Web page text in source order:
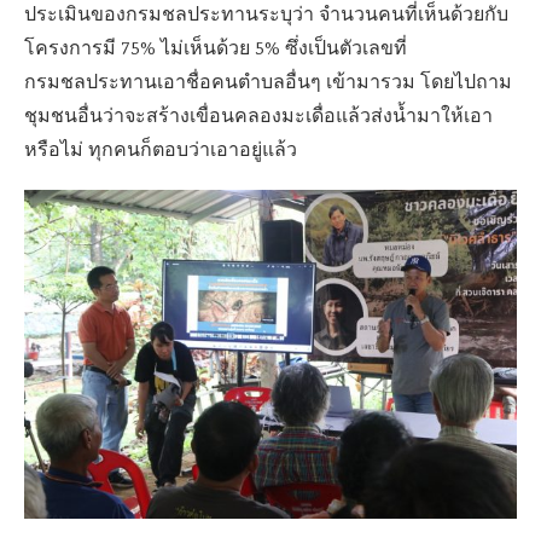
ประเมินของกรมชลประทานระบุว่า จำนวนคนที่เห็นด้วยกับ
โครงการมี 75% ไม่เห็นด้วย 5% ซึ่งเป็นตัวเลขที่
กรมชลประทานเอาชื่อคนตำบลอื่นๆ เข้ามารวม โดยไปถาม
ชุมชนอื่นว่าจะสร้างเขื่อนคลองมะเดื่อแล้วส่งน้ำมาให้เอา
หรือไม่ ทุกคนก็ตอบว่าเอาอยู่แล้ว